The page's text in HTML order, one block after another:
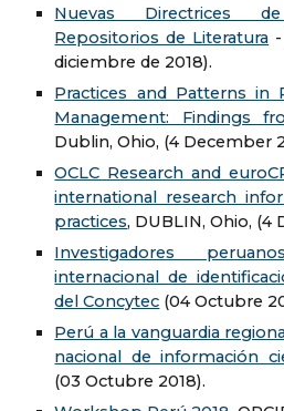
Nuevas Directrices
Repositorios de Literatura
diciembre de 2018).
Practices and Patterns in
Management: Findings
Dublin, Ohio, (4 December
OCLC Research and
international research
practices, DUBLIN, Ohio, (4
Investigadores
internacional de
del Concytec (04 Octubre
Perú a la vanguardia
nacional de información
(03 Octubre 2018).